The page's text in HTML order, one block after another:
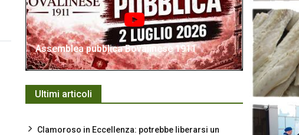
Assemblea pubblica Bovalinese 1911
Ultimi articoli
Clamoroso in Eccellenza: potrebbe liberarsi un